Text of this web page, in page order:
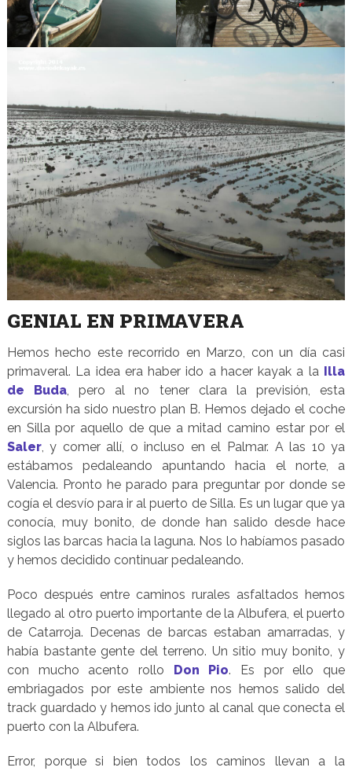
GENIAL EN PRIMAVERA
Hemos hecho este recorrido en Marzo, con un día casi
primaveral. La idea era haber ido a hacer kayak a la
Illa
de Buda, pero al no tener clara la previsión, esta
excursión ha sido nuestro plan B. Hemos dejado el coche
en Silla por aquello de que a mitad camino estar por el
Saler, y comer allí, o incluso en el Palmar. A las 10 ya
estábamos pedaleando apuntando hacia el norte, a
Valencia. Pronto he parado para preguntar por donde se
cogía el desvío para ir al puerto de Silla. Es un lugar que ya
conocía, muy bonito, de donde han salido desde hace
siglos las barcas hacia la laguna. Nos lo habíamos pasado
y hemos decidido continuar pedaleando.
Poco después entre caminos rurales asfaltados hemos
llegado al otro puerto importante de la Albufera, el puerto
de Catarroja. Decenas de barcas estaban amarradas, y
había bastante gente del terreno. Un sitio muy bonito, y
con mucho acento rollo
Don Pio. Es por ello que
embriagados por este ambiente nos hemos salido del
track guardado y hemos ido junto al canal que conecta el
puerto con la Albufera.
Error, porque si bien todos los caminos llevan a la